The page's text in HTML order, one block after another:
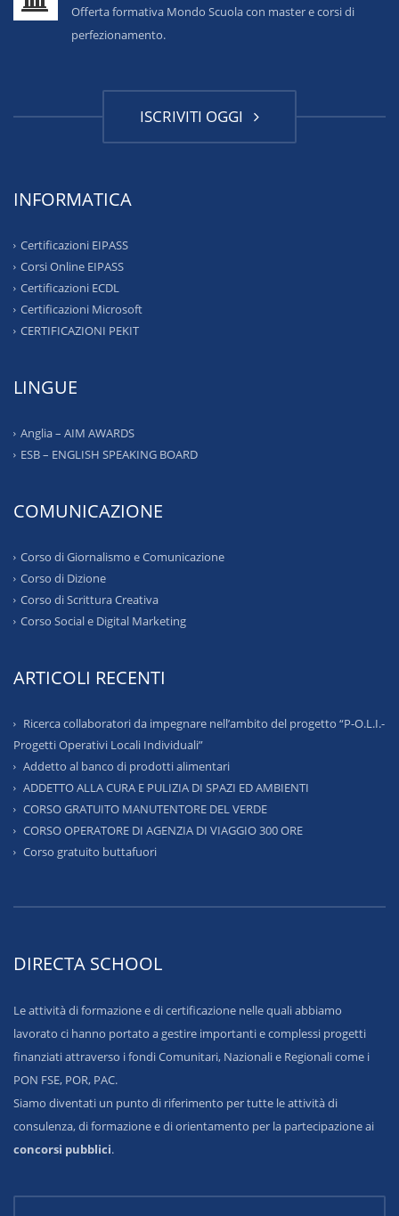
Offerta formativa Mondo Scuola con master e corsi di
perfezionamento.
ISCRIVITI OGGI
INFORMATICA
Certificazioni EIPASS
Corsi Online EIPASS
Certificazioni ECDL
Certificazioni Microsoft
CERTIFICAZIONI PEKIT
LINGUE
Anglia – AIM AWARDS
ESB – ENGLISH SPEAKING BOARD
COMUNICAZIONE
Corso di Giornalismo e Comunicazione
Corso di Dizione
Corso di Scrittura Creativa
Corso Social e Digital Marketing
ARTICOLI RECENTI
Ricerca collaboratori da impegnare nell’ambito del progetto “P-O.L.I.-
Progetti Operativi Locali Individuali”
Addetto al banco di prodotti alimentari
ADDETTO ALLA CURA E PULIZIA DI SPAZI ED AMBIENTI
CORSO GRATUITO MANUTENTORE DEL VERDE
CORSO OPERATORE DI AGENZIA DI VIAGGIO 300 ORE
Corso gratuito buttafuori
DIRECTA SCHOOL
Le attività di formazione e di certificazione nelle quali abbiamo
lavorato ci hanno portato a gestire importanti e complessi progetti
finanziati attraverso i fondi Comunitari, Nazionali e Regionali come i
PON FSE, POR, PAC.
Siamo diventati un punto di riferimento per tutte le attività di
consulenza, di formazione e di orientamento per la partecipazione ai
concorsi pubblici.